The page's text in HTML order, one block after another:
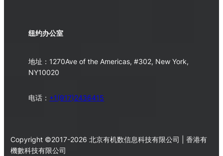
纽约办公室
地址：1270Ave of the Americas, #302, New York,
NY10020
电话： +1(917)2436415
Copyright ©2017-2026 北京有机数信息科技有限公司 | 香港有
機數科技有限公司